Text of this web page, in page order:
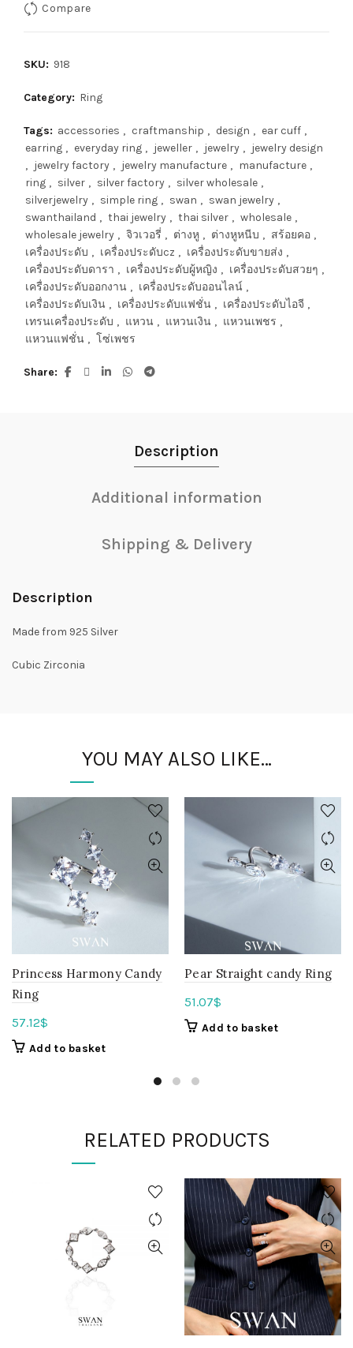
Compare
SKU: 918
Category: Ring
Tags: accessories , craftmanship , design , ear cuff ,
earring , everyday ring , jeweller , jewelry , jewelry design
, jewelry factory , jewelry manufacture , manufacture ,
ring , silver , silver factory , silver wholesale ,
silverjewelry , simple ring , swan , swan jewelry ,
swanthailand , thai jewelry , thai silver , wholesale ,
wholesale jewelry , จิวเวอรี่ , ต่างหู , ต่างหูหนีบ , สร้อยคอ ,
เครื่องประดับ , เครื่องประดับcz , เครื่องประดับขายส่ง ,
เครื่องประดับดารา , เครื่องประดับผู้หญิง , เครื่องประดับสวยๆ ,
เครื่องประดับออกงาน , เครื่องประดับออนไลน์ ,
เครื่องประดับเงิน , เครื่องประดับแฟชั่น , เครื่องประดับไอจี ,
เทรนเครื่องประดับ , แหวน , แหวนเงิน , แหวนเพชร ,
แหวนแฟชั่น , โซ่เพชร
Share
Description
Additional information
Shipping & Delivery
Description
Made from 925 Silver
Cubic Zirconia
YOU MAY ALSO LIKE…
Princess Harmony Candy
Ring
57.12$
Add to basket
Pear Straight candy Ring
51.07$
Add to basket
RELATED PRODUCTS